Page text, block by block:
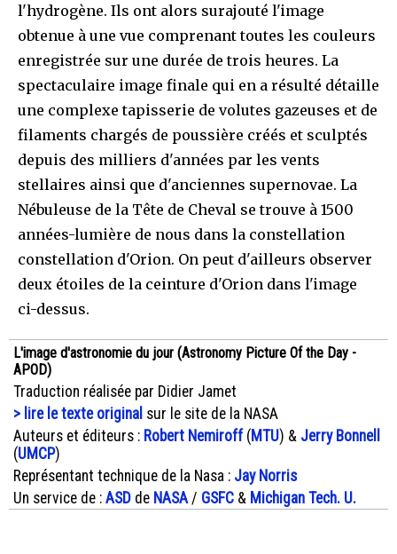
l'hydrogène. Ils ont alors surajouté l'image
obtenue à une vue comprenant toutes les couleurs
enregistrée sur une durée de trois heures. La
spectaculaire image finale qui en a résulté détaille
une complexe tapisserie de volutes gazeuses et de
filaments chargés de poussière créés et sculptés
depuis des milliers d'années par les vents
stellaires ainsi que d'anciennes supernovae. La
Nébuleuse de la Tête de Cheval se trouve à 1500
années-lumière de nous dans la constellation
constellation d'Orion. On peut d'ailleurs observer
deux étoiles de la ceinture d'Orion dans l'image
ci-dessus.
L'image d'astronomie du jour (Astronomy Picture Of the Day -
APOD)
Traduction réalisée par Didier Jamet
> lire le texte original sur le site de la NASA
Auteurs et éditeurs : Robert Nemiroff(MTU) & Jerry Bonnell
(UMCP)
Représentant technique de la Nasa : Jay Norris
Un service de : ASD de NASA / GSFC & Michigan Tech. U.